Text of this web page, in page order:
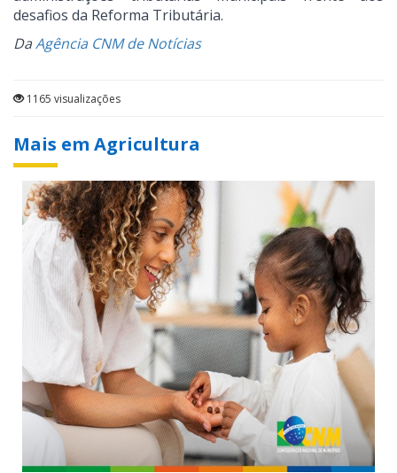
desafios da Reforma Tributária.
DaAgência CNM de Notícias
1165 visualizações
Mais em Agricultura